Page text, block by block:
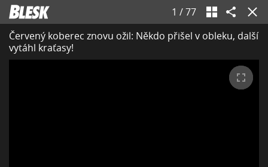
1 /77
Červený koberec znovu ožil: Někdo přišel v obleku, další
vytáhl kraťasy!